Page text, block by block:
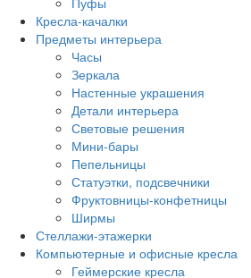
Кресла-качалки
Предметы интерьера
Часы
Зеркала
Настенные украшения
Детали интерьера
Световые решения
Мини-бары
Пепельницы
Статуэтки, подсвечники
Фруктовницы-конфетницы
Ширмы
Стеллажи-этажерки
Компьютерные и офисные кресла
Геймерские кресла